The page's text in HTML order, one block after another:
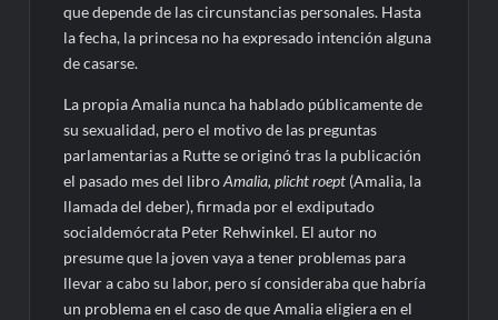
que depende de las circunstancias personales. Hasta
la fecha, la princesa no ha expresado intención alguna
de casarse.
La propia Amalia nunca ha hablado públicamente de
su sexualidad, pero el motivo de las preguntas
parlamentarias a Rutte se originó tras la publicación
el pasado mes del libroAmalia, plicht roept (Amalia, la
llamada del deber), firmada por el exdiputado
socialdemócrata Peter Rehwinkel. El autor no
presume que la joven vaya a tener problemas para
llevar a cabo su labor, pero sí consideraba que habría
un problema en el caso de que Amalia eligiera en el